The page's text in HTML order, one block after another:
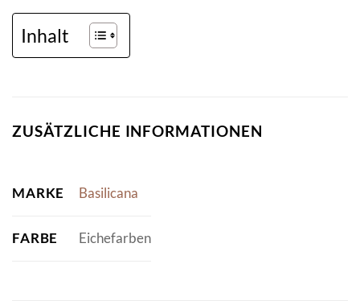
Inhalt
ZUSÄTZLICHE INFORMATIONEN
MARKE Basilicana
FARBE Eichefarben